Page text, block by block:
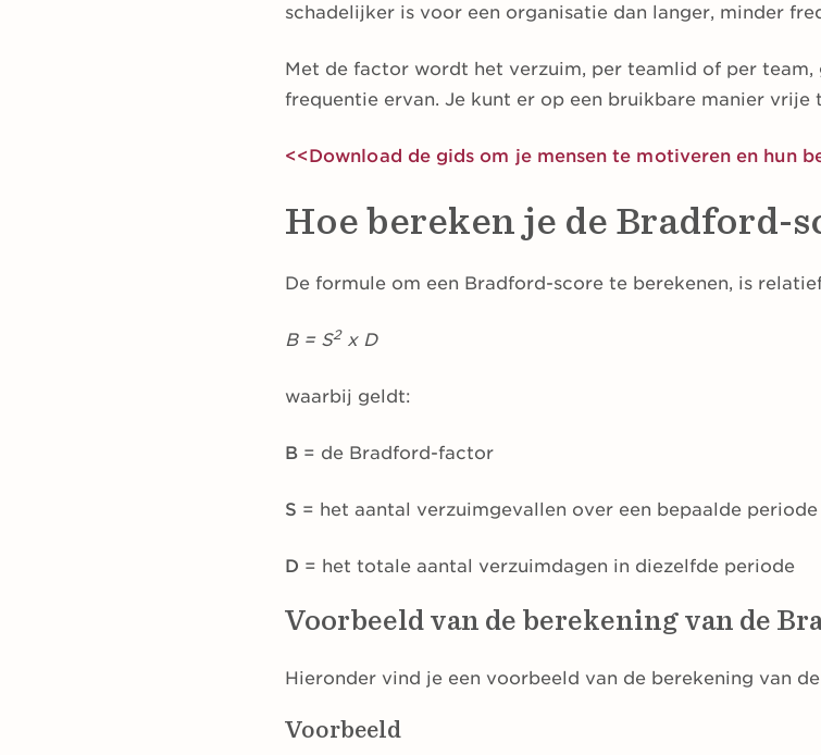
schadelijker is voor een organisatie dan langer, minder
Met de factor wordt het verzuim, per teamlid of per team,
frequentie ervan. Je kunt er op een bruikbare manier
<<Download de gids om je mensen te motiveren en hun
Hoe bereken je de Bradford-
De formule om een Bradford-score te berekenen, is
B = S2x D
waarbij geldt:
B = de Bradford-factor
S = het aantal verzuimgevallen over een bepaalde
D = het totale aantal verzuimdagen in diezelfde periode
Voorbeeld van de berekening van de
Hieronder vind je een voorbeeld van de berekening van
Voorbeeld